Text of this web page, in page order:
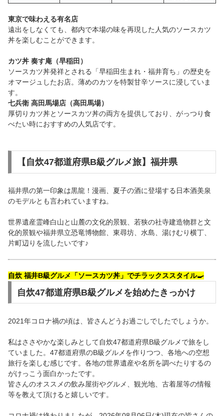
東京で味わえる有名店
遠出をしなくても、都内で本場の味を再現した人気のソースカツ
丼を楽しむことができます。
カツ丼 奏す庵（早稲田）
ソースカツ丼発祥とされる「早稲田生まれ・福井育ち」の歴史を
オマージュしたお店。薄めのカツを特製甘辛ソースに浸していま
す。
七兵衛 高田馬場店（高田馬場）
厚切りカツ丼とソースカツ丼の両方を提供しており、がっつり食
べたい時におすすめの人気店です。
【自炊47都道府県B級グルメ旅】福井県
福井県の第一印象は黒龍！漫画、夏子の酒に登場する日本酒美泉
のモデルとも言われていますね。
世界遺産霊峰白山と山麓の文化的景観、若狭の社寺建造物群と文
化的景観や福井県立恐竜博物館、東尋坊、水島、湯けむり横丁、
片町辺りを流したいです♪
自炊 福井B級グルメ「ソースカツ丼」でチラックススタイル🍳
自炊47都道府県B級グルメを始めたきっかけ
2021年コロナ禍の頃は、皆さんどうお過ごしでしたでしょうか。
私はささやかな楽しみとして自炊47都道府県B級グルメで旅をし
ていました。47都道府県のB級グルメを作りつつ、各地への空想
旅行を楽しむ感じです。各地の世界遺産や名所を調べたりするの
がけっこう面白かったです。
皆さんのオススメの飲み屋街やグルメ、観光地、古着屋等の情報
等を教えて頂けると嬉しいです。